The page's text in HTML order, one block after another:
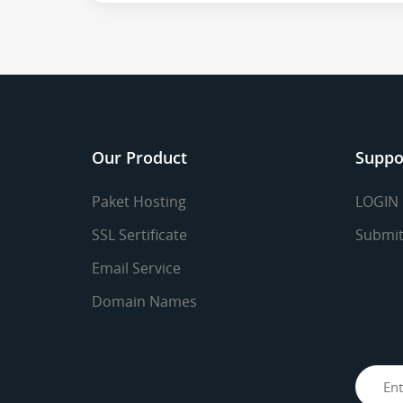
Our Product
Paket Hosting
SSL Sertificate
Email Service
Domain Names
LOGIN